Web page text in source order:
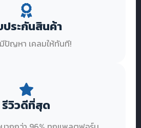
ประกันสินค้า
ปัญหา เคลมให้ทันที!
รีวิวดีที่สุด